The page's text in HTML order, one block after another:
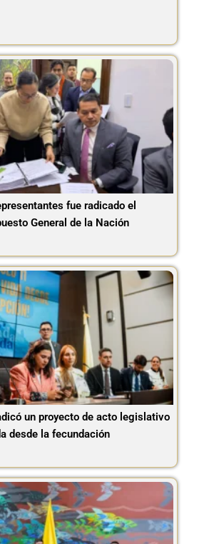
fue radicado el
General de la Nación
un proyecto de acto legislativo
desde la fecundación